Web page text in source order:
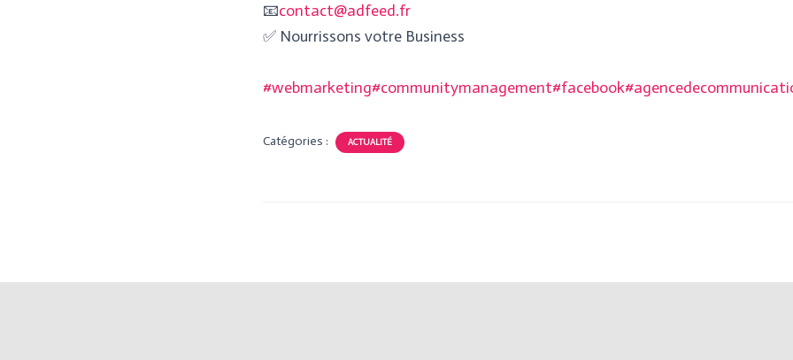
📧contact@adfeed.fr
✅ Nourrissons votre Business
#webmarketing#communitymanagement#facebook
Catégories : ACTUALITÉ